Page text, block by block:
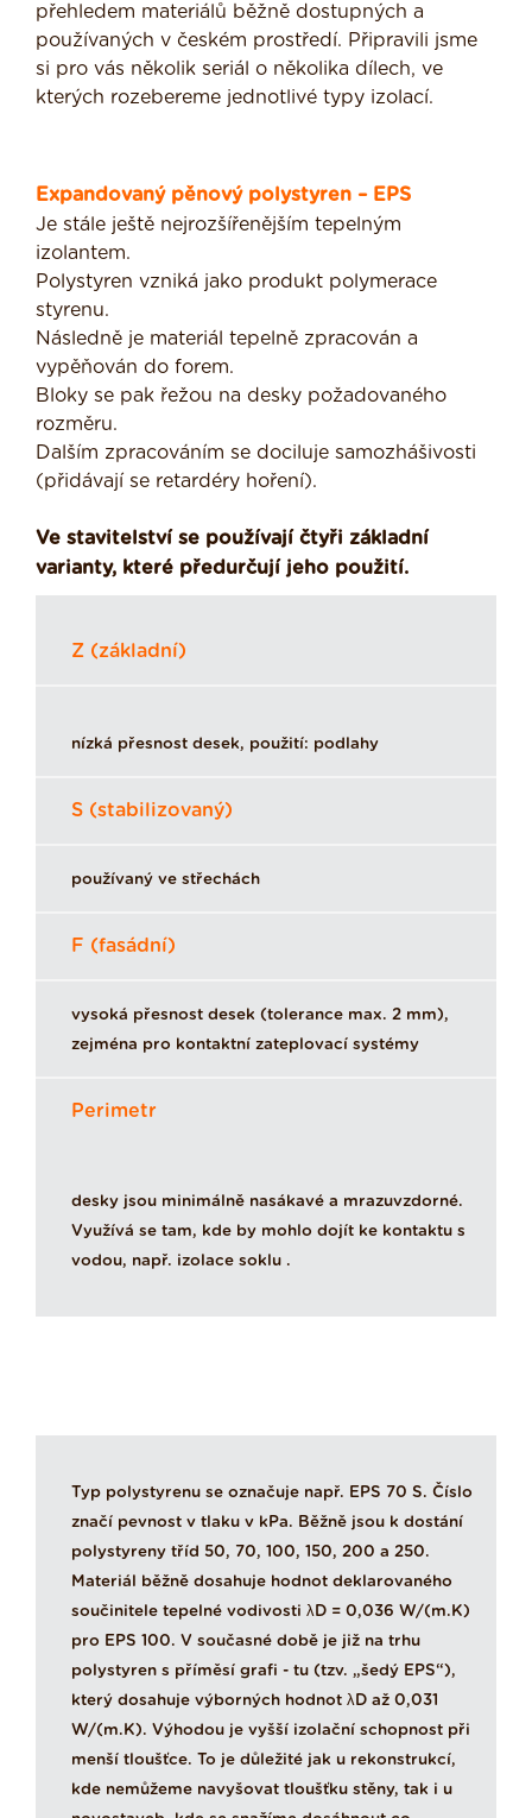
přehledem materiálů běžně dostupných a
používaných v českém prostředí. Připravili jsme
si pro vás několik seriál o několika dílech, ve
kterých rozebereme jednotlivé typy izolací.
Expandovaný pěnový polystyren – EPS
Je stále ještě nejrozšířenějším tepelným
izolantem.
Polystyren vzniká jako produkt polymerace
styrenu.
Následně je materiál tepelně zpracován a
vypěňován do forem.
Bloky se pak řežou na desky požadovaného
rozměru.
Dalším zpracováním se dociluje samozhášivosti
(přidávají se retardéry hoření).
Ve stavitelství se používají čtyři základní
varianty, které předurčují jeho použití.
Z (základní)
nízká přesnost desek, použití: podlahy
S (stabilizovaný)
používaný ve střechách
F (fasádní)
vysoká přesnost desek (tolerance max. 2 mm),
zejména pro kontaktní zateplovací systémy
Perimetr
desky jsou minimálně nasákavé a mrazuvzdorné.
Využívá se tam, kde by mohlo dojít ke kontaktu s
vodou, např. izolace soklu .
Typ polystyrenu se označuje např. EPS 70 S. Číslo
značí pevnost v tlaku v kPa. Běžně jsou k dostání
polystyreny tříd 50, 70, 100, 150, 200 a 250.
Materiál běžně dosahuje hodnot deklarovaného
součinitele tepelné vodivosti λD = 0,036 W/(m.K)
pro EPS 100. V současné době je již na trhu
polystyren s příměsí grafi - tu (tzv. „šedý EPS“),
který dosahuje výborných hodnot λD až 0,031
W/(m.K). Výhodou je vyšší izolační schopnost při
menší tloušťce. To je důležité jak u rekonstrukcí,
kde nemůžeme navyšovat tloušťku stěny, tak i u